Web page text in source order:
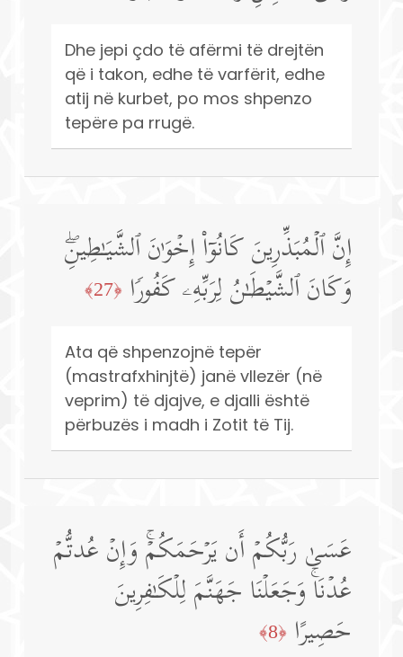
Dhe jepi çdo të afërmi të drejtën
që i takon, edhe të varfërit, edhe
atij në kurbet, po mos shpenzo
tepëre pa rrugë.
إِنَّ ٱلۡمُبَذِّرِینَ كَانُوۤا۟ إِخۡوَ ٰ⁠نَ ٱلشَّیَـٰطِینِۖ
وَكَانَ ٱلشَّیۡطَـٰنُ لِرَبِّهِۦ كَفُورࣰا ﴿27﴾
Ata që shpenzojnë tepër
(mastrafxhinjtë) janë vllezër (në
veprim) të djajve, e djalli është
përbuzës i madh i Zotit të Tij.
عَسَىٰ رَبُّكُمۡ أَن یَرۡحَمَكُمۡۚ وَإِنۡ عُدتُّمۡ
عُدۡنَاۚ وَجَعَلۡنَا جَهَنَّمَ لِلۡكَـٰفِرِینَ
حَصِیرًا ﴿8﴾